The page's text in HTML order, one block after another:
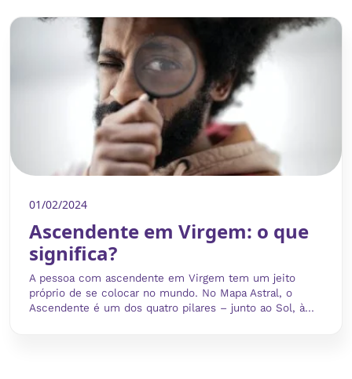
01/02/2024
Ascendente em Virgem: o que
significa?
A pessoa com ascendente em Virgem tem um jeito
próprio de se colocar no mundo. No Mapa Astral, o
Ascendente é um dos quatro pilares – junto ao Sol, à...